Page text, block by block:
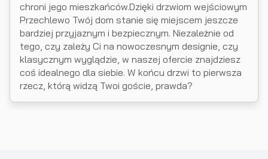
chroni jego mieszkańców.Dzięki drzwiom wejściowym
Przechlewo Twój dom stanie się miejscem jeszcze
bardziej przyjaznym i bezpiecznym. Niezależnie od
tego, czy zależy Ci na nowoczesnym designie, czy
klasycznym wyglądzie, w naszej ofercie znajdziesz
coś idealnego dla siebie. W końcu drzwi to pierwsza
rzecz, którą widzą Twoi goście, prawda?